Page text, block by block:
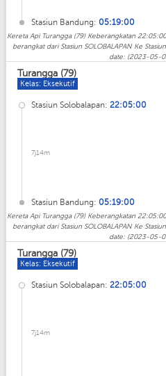
Stasiun Bandung: 05:19:00
Kereta Api Turangga (79) Keberangkatan
berangkat dari Stasiun SOLOBALAPAN Ke
date: (2023-05-
Turangga (79)
Kelas: Eksekutif
Stasiun Solobalapan: 22:05:00
7j14m
Stasiun Bandung: 05:19:00
Kereta Api Turangga (79) Keberangkatan
berangkat dari Stasiun SOLOBALAPAN Ke
date: (2023-05-
Turangga (79)
Kelas: Eksekutif
Stasiun Solobalapan: 22:05:00
7j14m